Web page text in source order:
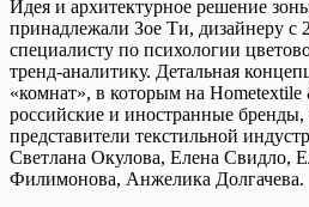
Идея и архитектурное решение
принадлежали Зое Ти, дизайнеру с
специалисту по психологии
тренд-аналитику. Детальная
«комнат», в которым на
российские и иностранные бренды,
представители текстильной
Светлана Окулова, Елена Свидло,
Филимонова, Анжелика Долгачева.